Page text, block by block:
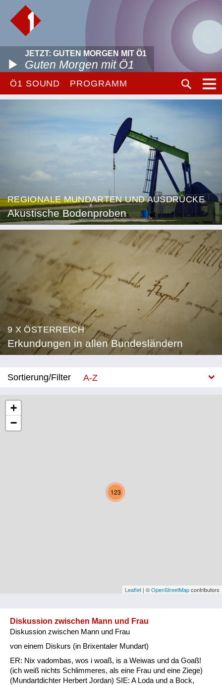
JETZT: GUTEN MORGEN MIT Ö1
Guten Morgen mit Ö1
Ö1 SOUND PROGRAMM
REGIONALE MUNDARTEN UND AUSDRÜCKE
Akustische Bodenproben
9 X ÖSTERREICH
Erkundungen in allen Bundesländern
Sortierung/Filter
A-Z
Niederösterreich
Oberösterreich
Vorarlberg
Kategorie
Natur und Landwirtschaft
Fluchen und Reden
123
+
−
Leaflet | ©OpenStreetMapcontributors
Diskussion zwischen Mann und Frau
Diskussion zwischen Mann und Frau
von einem Diskurs (in Brixentaler Mundart)
ER: Nix vadombas, wos i woaß, is a Weiwas und da Goaß!
(ich weiß nichts Schlimmeres, als eine Frau und eine Ziege)
(Mundartdichter Herbert Jordan) SIE: A Loda und a Bock,